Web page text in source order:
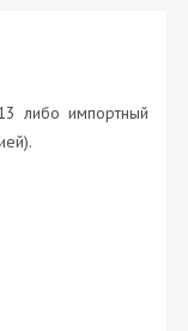
либо импортный